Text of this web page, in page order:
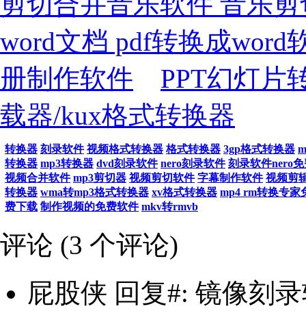
word文档 pdf转换成word
册制作软件
PPT幻灯片
载器/kux格式转换器
转换器 刻录软件 视频格式转换器 格式转换器 3gp格式转换器
转换器 mp3转换器 dvd刻录软件 nero刻录软件 刻录软件nero
视频合并软件 mp3剪切器 视频剪切软件 字幕制作软件 视频剪
转换器 wma转mp3格式转换器 xv格式转换器 mp4 rm转换专家
费下载 制作视频的免费软件 mkv转rmvb
评论 (3 个评论)
屁股侠 回复#: 镜像刻